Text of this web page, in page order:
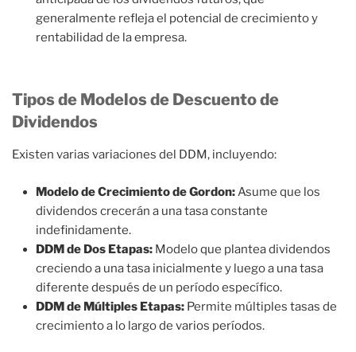
generalmente refleja el potencial de crecimiento y
rentabilidad de la empresa.
Tipos de Modelos de Descuento de
Dividendos
Existen varias variaciones del DDM, incluyendo:
Modelo de Crecimiento de Gordon: Asume que los
dividendos crecerán a una tasa constante
indefinidamente.
DDM de Dos Etapas: Modelo que plantea dividendos
creciendo a una tasa inicialmente y luego a una tasa
diferente después de un período específico.
DDM de Múltiples Etapas: Permite múltiples tasas de
crecimiento a lo largo de varios períodos.